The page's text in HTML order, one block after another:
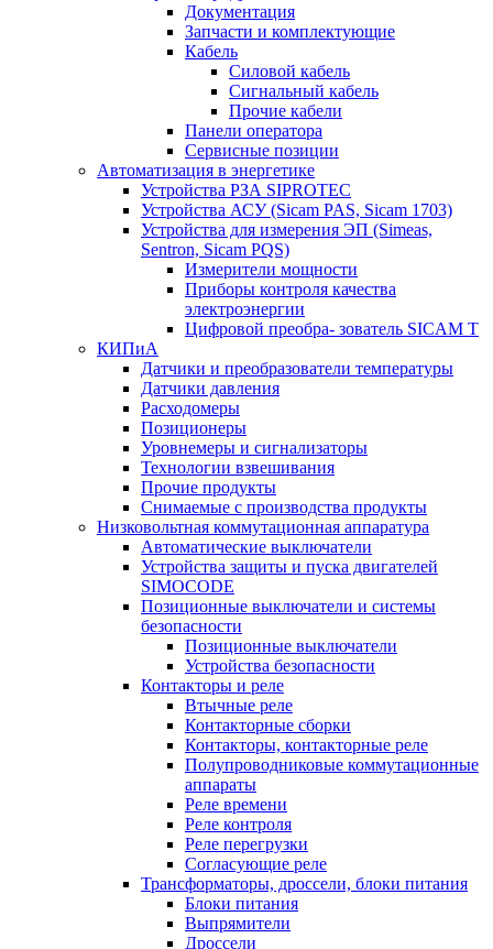
Документация
Запчасти и комплектующие
Кабель
Силовой кабель
Сигнальный кабель
Прочие кабели
Панели оператора
Сервисные позиции
Автоматизация в энергетике
Устройства РЗА SIPROTEC
Устройства АСУ (Sicam PAS, Sicam 1703)
Устройства для измерения ЭП (Simeas,
Sentron, Sicam PQS)
Измерители мощности
Приборы контроля качества
электроэнергии
Цифровой преобра- зователь SICAM T
КИПиА
Датчики и преобразователи температуры
Датчики давления
Расходомеры
Позиционеры
Уровнемеры и сигнализаторы
Технологии взвешивания
Прочие продукты
Снимаемые с производства продукты
Низковольтная коммутационная аппаратура
Автоматические выключатели
Устройства защиты и пуска двигателей
SIMOCODE
Позиционные выключатели и системы
безопасности
Позиционные выключатели
Устройства безопасности
Контакторы и реле
Втычные реле
Контакторные сборки
Контакторы, контакторные реле
Полупроводниковые коммутационные
аппараты
Реле времени
Реле контроля
Реле перегрузки
Согласующие реле
Трансформаторы, дроссели, блоки питания
Блоки питания
Выпрямители
Дроссели